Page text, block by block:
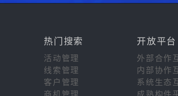
热门搜索 开放平台
活动管理
外部合作
线索管理
内部协作
客户管理
系统生态